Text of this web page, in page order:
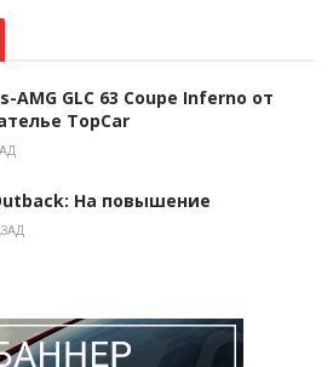
AMG GLC 63 Coupe Inferno от
TopCar
На повышение